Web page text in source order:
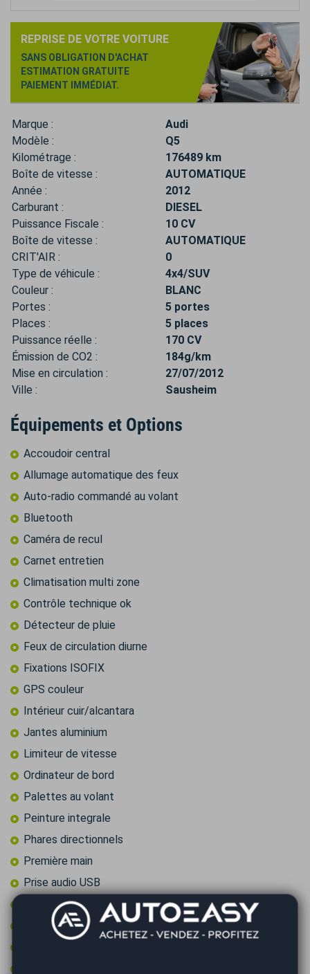
REPRISE DE VOTRE VOITURE
SANS OBLIGATION D'ACHAT
ESTIMATION GRATUITE
PAIEMENT IMMÉDIAT.
Marque :
Audi
Modèle :
Q5
Kilométrage :
176489 km
Boîte de vitesse :
AUTOMATIQUE
Année :
2012
Carburant :
DIESEL
Puissance Fiscale :
10 CV
Boîte de vitesse :
AUTOMATIQUE
CRIT'AIR :
0
Type de véhicule :
4x4/SUV
Couleur :
BLANC
Portes :
5 portes
Places :
5 places
Puissance réelle :
170 CV
Émission de CO2 :
184g/km
Mise en circulation :
27/07/2012
Ville :
Sausheim
Équipements et Options
Accoudoir central
Allumage automatique des feux
Auto-radio commandé au volant
Bluetooth
Caméra de recul
Carnet entretien
Climatisation multi zone
Contrôle technique ok
Détecteur de pluie
Feux de circulation diurne
Fixations ISOFIX
GPS couleur
Intérieur cuir/alcantara
Jantes aluminium
Limiteur de vitesse
Ordinateur de bord
Palettes au volant
Peinture integrale
Phares directionnels
Première main
Prise audio USB
Radar arrière de détection d'obstacles
Radar avant de détection d'obstacles